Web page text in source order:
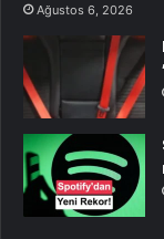
Ağustos 6, 2026